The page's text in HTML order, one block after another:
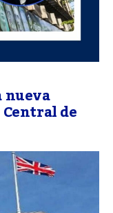
nueva
de